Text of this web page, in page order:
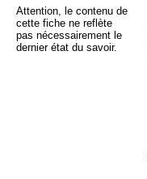
Attention, le contenu de
cette fiche ne reflète
pas nécessairement le
dernier état du savoir.